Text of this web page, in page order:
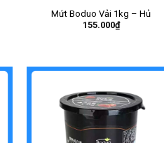
Mứt Boduo Vải 1kg – Hủ
155.000₫